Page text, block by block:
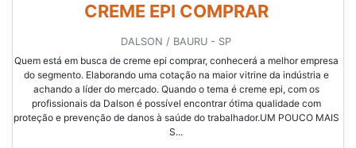
CREME EPI COMPRAR
DALSON / BAURU - SP
Quem está em busca de creme epi comprar, conhecerá a melhor empresa
do segmento. Elaborando uma cotação na maior vitrine da indústria e
achando a líder do mercado. Quando o tema é creme epi, com os
profissionais da Dalson é possível encontrar ótima qualidade com
proteção e prevenção de danos à saúde do trabalhador.UM POUCO MAIS
S...